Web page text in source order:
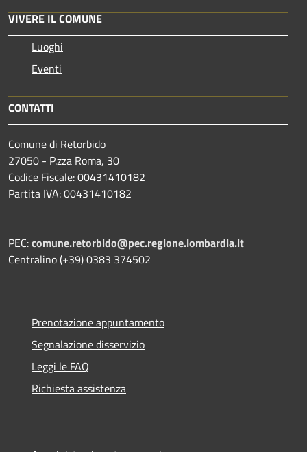
VIVERE IL COMUNE
Luoghi
Eventi
CONTATTI
Comune di Retorbido
27050 - P.zza Roma, 30
Codice Fiscale: 00431410182
Partita IVA: 00431410182
PEC:comune.retorbido@pec.regione.lombardia.it
Centralino (+39) 0383 374502
Prenotazione appuntamento
Segnalazione disservizio
Leggi le FAQ
Richiesta assistenza